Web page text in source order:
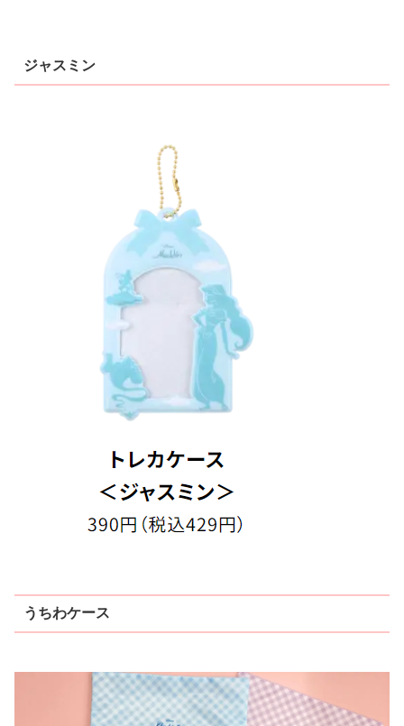
ジャスミン
うちわケース